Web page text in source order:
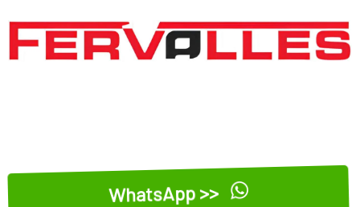
WhatsApp >>